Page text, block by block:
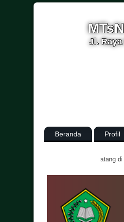
Jl.
Beranda Profil
Selamat datang di